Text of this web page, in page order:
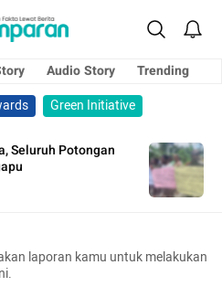
Audio Story
Trending
Green Initiative
Seluruh Potongan
laporan kamu untuk melakukan